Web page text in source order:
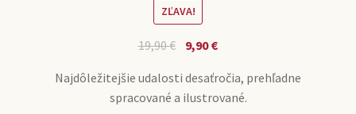
ZĽAVA!
19,90€ 9,90€
Najdôležitejšie udalosti desaťročia, prehľadne
spracované a ilustrované.